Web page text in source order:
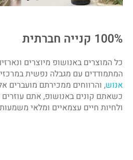
100% קנייה חברתית
כל המוצרים באנושופ מיוצרים
המתמודדים עם מגבלה נפשית
אנוש, והרווחים ממכירתם מועברים
כשאתם קונים באנושופ, אתם
ולחיות חיים עצמאיים ומלאי